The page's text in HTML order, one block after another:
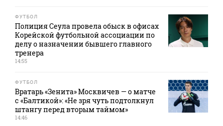
ФУТБОЛ
Полиция Сеула провела обыск в офисах
Корейской футбольной ассоциации по
делу о назначении бывшего главного
тренера
14:55
ФУТБОЛ
Вратарь «Зенита» Москвичев — о матче
с «Балтикой»: «Не зря чуть подтолкнул
штангу перед вторым таймом»
14:46